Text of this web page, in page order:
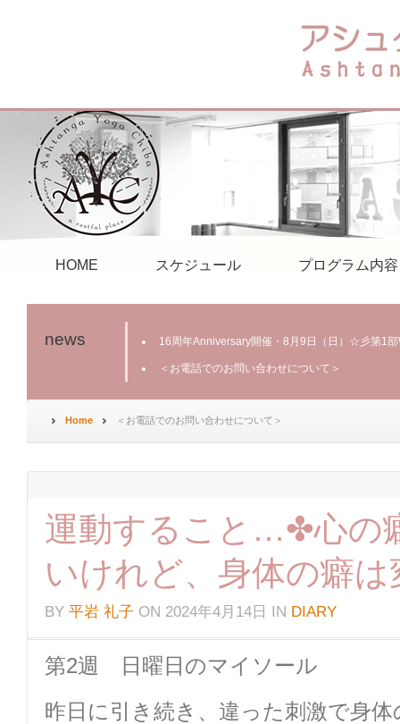
HOME スケジュール プログラム内容
news 16周年Anniversary開催・8月9日（日）☆彡第1
＜お電話でのお問い合わせについて＞
Home ＜お電話でのお問い合わせについて＞
運動すること…✤心の
いけれど、身体の癖
BY 平岩 礼子 ON 2024年4月14日 IN DIARY
第2週 日曜日のマイソール
昨日に引き続き、違った刺激で身